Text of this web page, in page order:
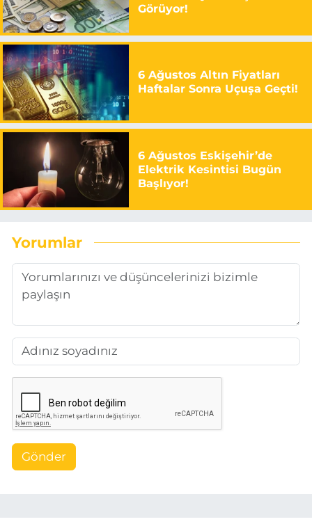
Görüyor!
6 Ağustos Altın Fiyatları
Haftalar Sonra Uçuşa Geçti!
6 Ağustos Eskişehir’de
Elektrik Kesintisi Bugün
Başlıyor!
Yorumlar
Gönder